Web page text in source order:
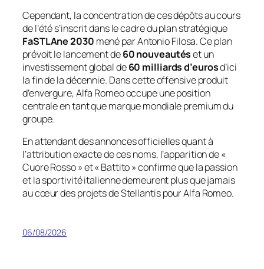
Cependant, la concentration de ces dépôts au cours
de l’été s’inscrit dans le cadre du plan stratégique
FaSTLAne 2030 mené par Antonio Filosa. Ce plan
prévoit le lancement de60 nouveautéset un
investissement global de60 milliards d’eurosd’ici
la fin de la décennie. Dans cette offensive produit
d’envergure, Alfa Romeo occupe une position
centrale en tant que marque mondiale premium du
groupe.
En attendant des annonces officielles quant à
l’attribution exacte de ces noms, l’apparition de «
Cuore Rosso » et « Battito » confirme que la passion
et la sportivité italienne demeurent plus que jamais
au cœur des projets de Stellantis pour Alfa Romeo.
06/08/2026